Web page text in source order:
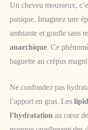
Un cheveu mousseux,
panique. Imaginez une
ambiante et gonfle sans
anarchique. Ce
baguette au crépus
Ne confondez pas
l’apport en gras. Les
l’hydratation au cœur